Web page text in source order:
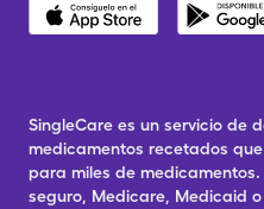
SingleCare es un servicio de
medicamentos recetados
para miles de
seguro, Medicare, Medicaid